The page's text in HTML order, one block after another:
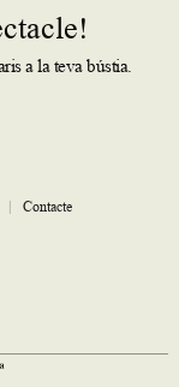
a la teva bústia.
| Contacte
twitter
a facebook